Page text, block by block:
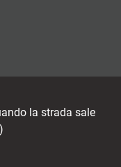
la strada sale